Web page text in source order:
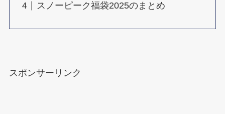
スノーピーク福袋2025のまとめ
スポンサーリンク